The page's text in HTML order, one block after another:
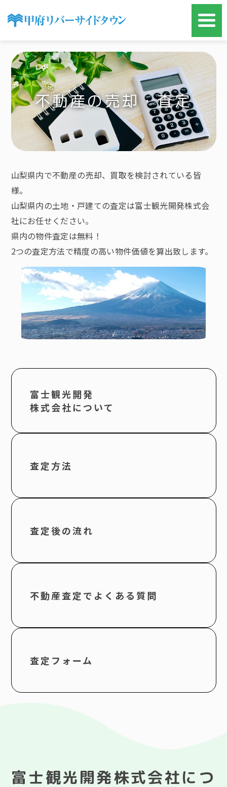
不動産の売却・査定
山梨県内で不動産の売却、買取を検討されている皆
様。
山梨県内の土地・戸建ての査定は富士観光開発株式会
社にお任せください。
県内の物件査定は無料！
2つの査定方法で精度の高い物件価値を算出致します。
富士観光開発
株式会社について
査定方法
査定後の流れ
不動産査定で よくある質問
査定フォーム
富士観光開発株式会社につ